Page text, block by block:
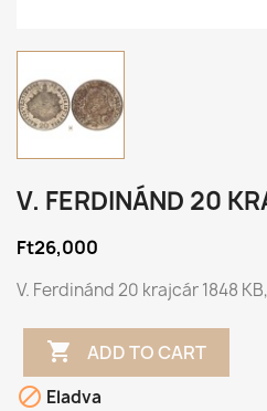
V. FERDINÁND 20
Ft26,000
V. Ferdinánd 20 krajcár 1848
 ADD TO CART
 Eladva